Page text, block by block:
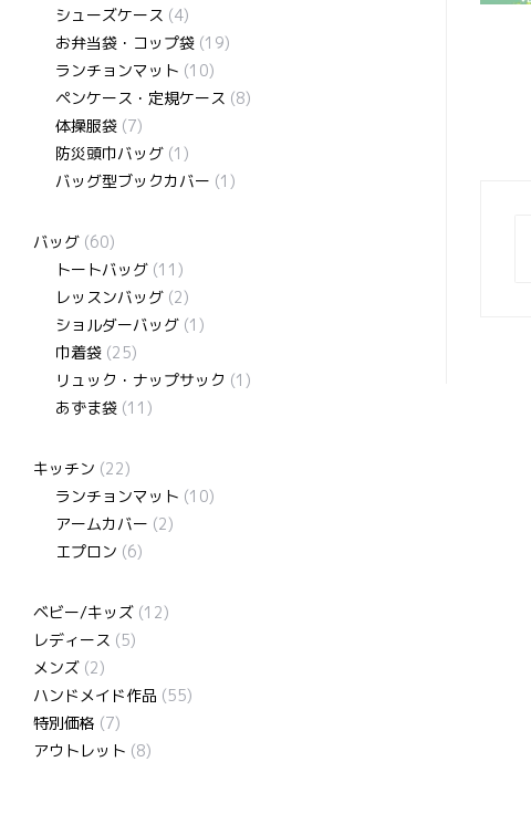
シューズケース (4)
お弁当袋・コップ袋 (19)
ランチョンマット (10)
ペンケース・定規ケース (8)
体操服袋 (7)
防災頭巾バッグ (1)
バッグ型ブックカバー (1)
バッグ (60)
トートバッグ (11)
レッスンバッグ (2)
ショルダーバッグ (1)
巾着袋 (25)
リュック・ナップサック (1)
あずま袋 (11)
キッチン (22)
ランチョンマット (10)
アームカバー (2)
エプロン (6)
ベビー/キッズ (12)
レディース (5)
メンズ (2)
ハンドメイド作品 (55)
特別価格 (7)
アウトレット (8)